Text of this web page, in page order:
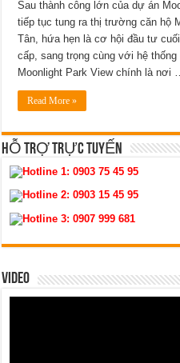
Sau thành công lớn của dự án
tiếp tục tung ra thị trường căn hộ
Tân, hứa hẹn là cơ hội đầu tư
cấp, sang trọng cùng với hệ
Moonlight Park View chính là nơi …
Read More »
HỖ TRỢ TRỰC TUYẾN
Hotline 1:0903 75 45 95
Hotline 2:0903 15 45 95
Hotline 3:0907 999 681
VIDEO